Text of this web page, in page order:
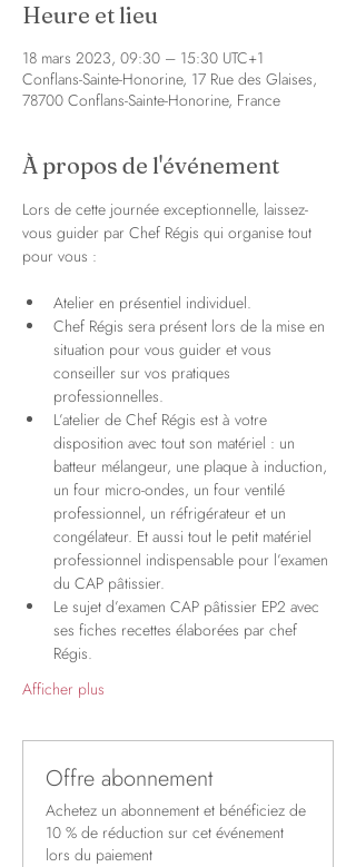
Heure et lieu
18 mars 2023, 09:30 – 15:30 UTC+1
Conflans-Sainte-Honorine, 17 Rue des Glaises,
78700 Conflans-Sainte-Honorine, France
À propos de l'événement
Lors de cette journée exceptionnelle, laissez-
vous guider par Chef Régis qui organise tout
pour vous :
Atelier en présentiel individuel.
Chef Régis sera présent lors de la mise en
situation pour vous guider et vous
conseiller sur vos pratiques
professionnelles.
L’atelier de Chef Régis est à votre
disposition avec tout son matériel : un
batteur mélangeur, une plaque à induction,
un four micro-ondes, un four ventilé
professionnel, un réfrigérateur et un
congélateur. Et aussi tout le petit matériel
professionnel indispensable pour l’examen
du CAP pâtissier.
Le sujet d’examen CAP pâtissier EP2 avec
ses fiches recettes élaborées par chef
Régis.
Afficher plus
Offre abonnement
Achetez un abonnement et bénéficiez de
10 % de réduction sur cet événement
lors du paiement